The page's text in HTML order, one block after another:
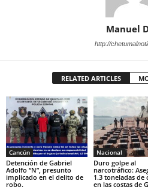
Manuel
http://
RELATED ARTICLES
Cancún
Detención de Gabriel
Adolfo “N”, presunto
implicado en el delito de
robo.
Nacional
Duro golpe al
narcotráfico:
1.3 toneladas de
en las costas de